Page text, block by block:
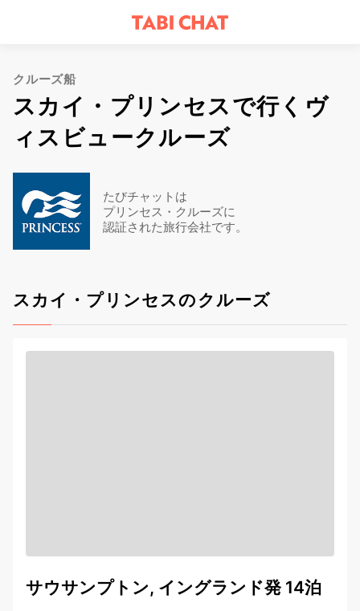
クルーズ船
スカイ・プリンセスで行くヴ
ィスビュークルーズ
たびチャットは
プリンセス・クルーズに
認証された旅行会社です。
スカイ・プリンセスのクルーズ
サウサンプトン, イングランド発 14泊